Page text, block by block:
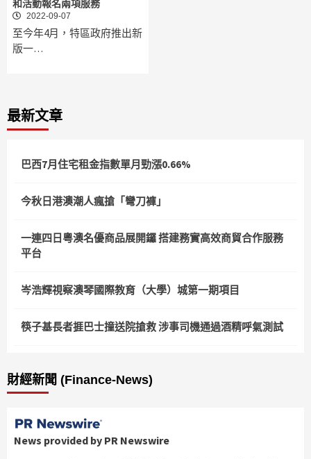
和活動報名兩項服務
2022-09-07
至今年4月，特區政府推出新
版一…
最新文章
巴西7月住宅租金指數單月勁漲0.66%
今秋日港澳潮人瘋搶「彎刀褲」
一連四日粵澳名優商品展開鑼 搭建務實高效商貿合作服務
平台
岑浩輝視察澳琴國際教育（大學）城第一期項目
筷子基長者捱巴士撞送院搶救 涉事司機通過酒精呼氣測試
財經新聞 (Finance-News)
News provided by PR Newswire